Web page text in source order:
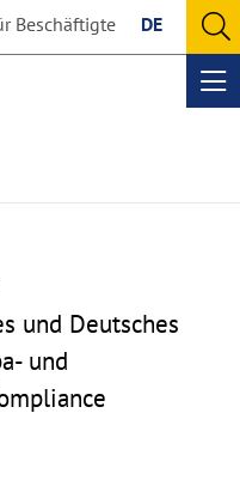
Beschäftigte DE
und Deutsches
und